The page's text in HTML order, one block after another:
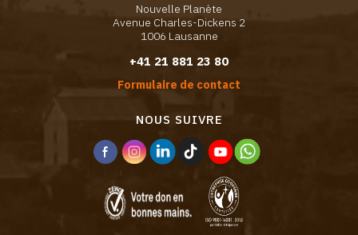
Nouvelle Planète
Avenue Charles-Dickens 2
1006 Lausanne
+41 21 881 23 80
Formulaire de contact
NOUS SUIVRE